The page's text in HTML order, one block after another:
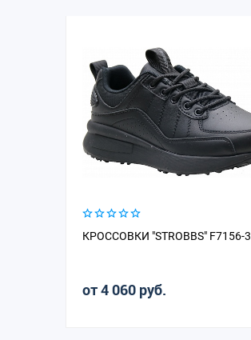
КРОССОВКИ "STROBBS" F7156-3
от 4 060 руб.